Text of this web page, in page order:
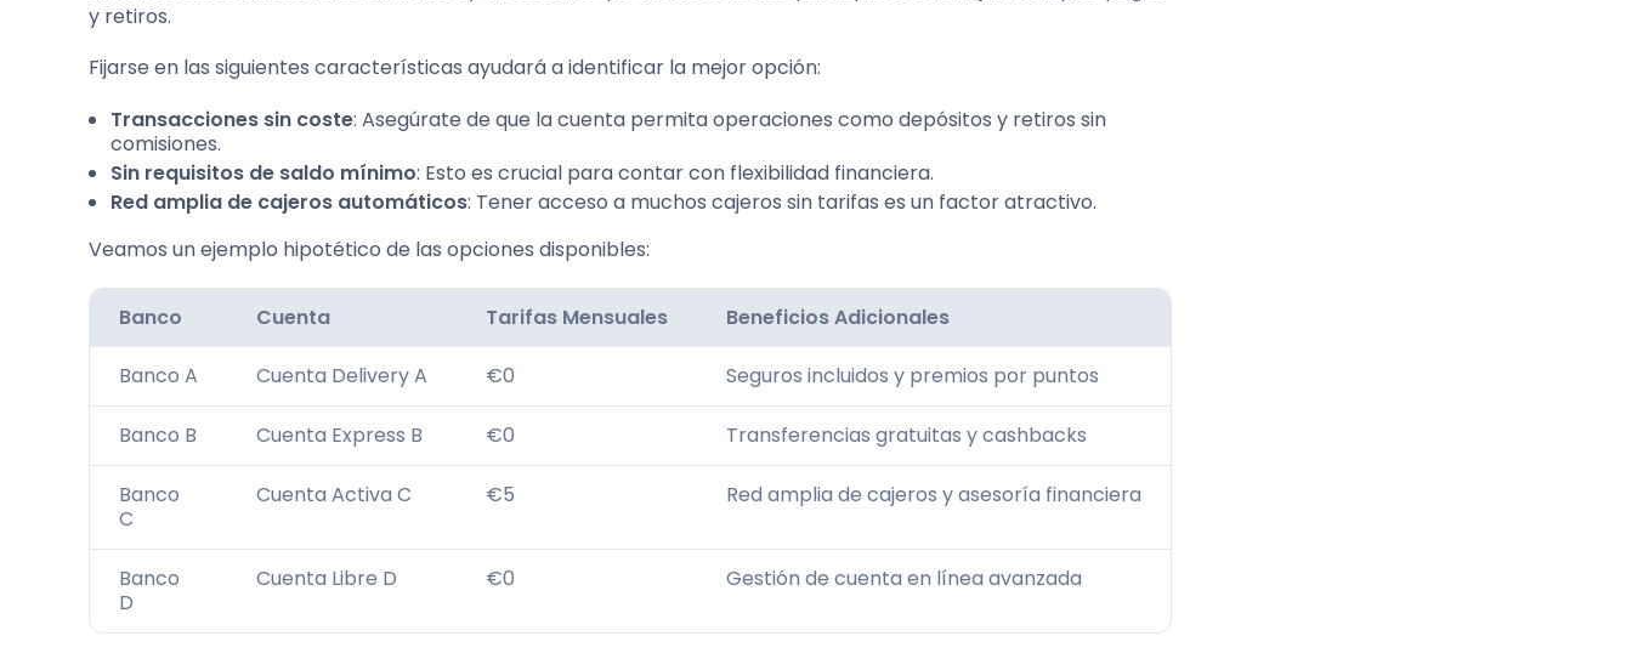
y retiros.
Fijarse en las siguientes características ayudará a identificar la mejor opción:
Transacciones sin coste: Asegúrate de que la cuenta permita operaciones como depósitos y retiros sin
comisiones.
Sin requisitos de saldo mínimo: Esto es crucial para contar con flexibilidad financiera.
Red amplia de cajeros automáticos: Tener acceso a muchos cajeros sin tarifas es un factor atractivo.
Veamos un ejemplo hipotético de las opciones disponibles:
Banco Cuenta Tarifas Mensuales Beneficios Adicionales
Banco A Cuenta Delivery A €0 Seguros incluidos y premios por puntos
Banco B Cuenta Express B €0 Transferencias gratuitas y cashbacks
Banco
C
Cuenta Activa C €5 Red amplia de cajeros y asesoría financiera
Banco
D
Cuenta Libre D €0 Gestión de cuenta en línea avanzada